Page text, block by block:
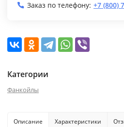
Заказ по телефону: +7 (800)
Категории
Фанкойлы
Описание Характеристики